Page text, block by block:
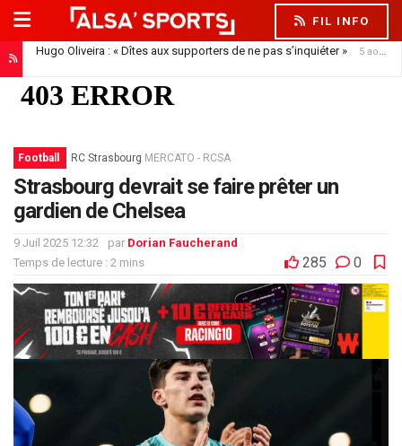
FIL INFO
Hugo Oliveira : « Dîtes aux supporters de ne pas s’inquiéter » 5 août 2026
Football RC Strasbourg MERCATO - RCSA
Strasbourg devrait se faire prêter un
gardien de Chelsea
9 Juil 2025 12:32 par Dorian Faucherand
Temps de lecture : 2 mins
285 0